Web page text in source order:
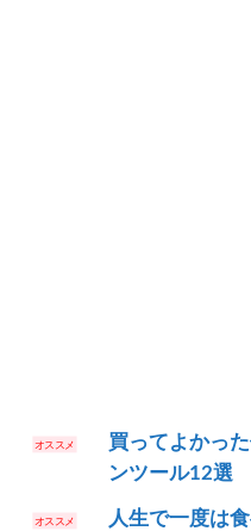
買ってよかっ
ンツール12選
人生で一度は